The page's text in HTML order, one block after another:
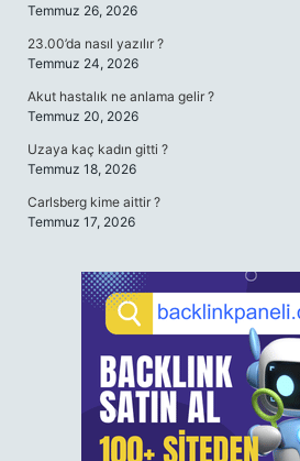
Temmuz 26, 2026
23.00’da nasıl yazılır ?
Temmuz 24, 2026
Akut hastalık ne anlama gelir ?
Temmuz 20, 2026
Uzaya kaç kadın gitti ?
Temmuz 18, 2026
Carlsberg kime aittir ?
Temmuz 17, 2026